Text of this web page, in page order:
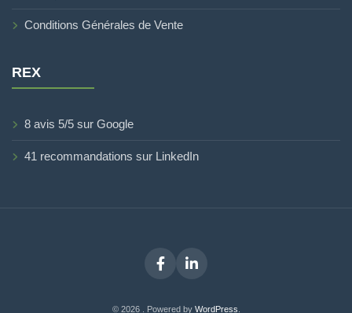
Conditions Générales de Vente
REX
8 avis 5/5 sur Google
41 recommandations sur LinkedIn
FacebookLinkedIn
© 2026 . Powered by WordPress